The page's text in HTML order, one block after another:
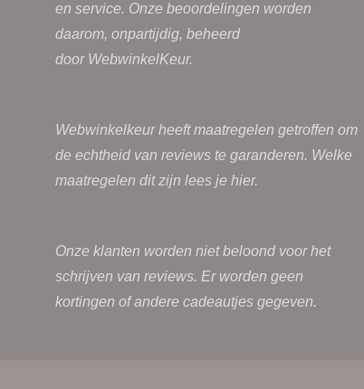
en service. Onze beoordelingen worden
daarom, onpartijdig, beheerd
door WebwinkelKeur.
Webwinkelkeur heeft maatregelen getroffen om
de echtheid van reviews te garanderen. Welke
maatregelen dit zijn lees je hier.
Onze klanten worden niet beloond voor het
schrijven van reviews. Er worden geen
kortingen of andere cadeautjes gegeven.